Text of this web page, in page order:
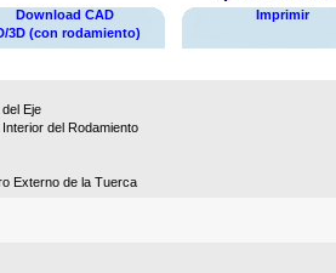
Download CAD
3D (con rodamiento)
Imprimir
Eje
Interior del Rodamiento
Externo de la Tuerca